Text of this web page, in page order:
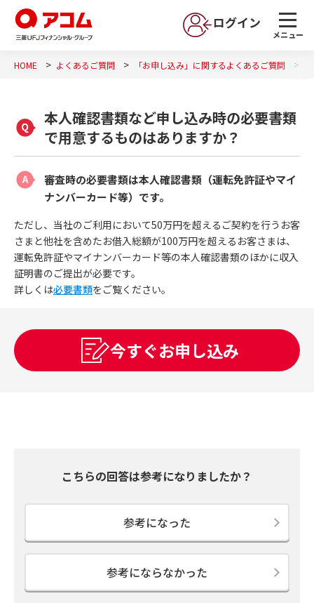
ログイン
メニュー
HOME よくあるご質問 「お申し込み」に関するよくあるご質問
本人確認書類など申し込み時の必要書類
で用意するものはありますか？
審査時の必要書類は本人確認書類（運転免許証やマイ
ナンバーカード等）です。
ただし、当社のご利用において50万円を超えるご契約を行うお客
さまと他社を含めたお借入総額が100万円を超えるお客さまは、
運転免許証やマイナンバーカード等の本人確認書類のほかに収入
証明書のご提出が必要です。
詳しくは必要書類をご覧ください。
今すぐお申し込み
こちらの回答は参考になりましたか？
参考になった
参考にならなかった